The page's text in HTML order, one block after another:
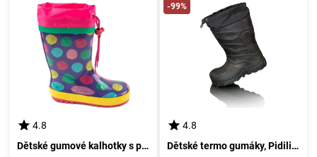
4.8
Dětské gumové kalhotky s puntíky, Pidilidi, PL0086-01, dívka - velikost 30
-99%
4.8
Dětské termo gumáky, Pidilidi, PL0050-10, černé - velikost 39